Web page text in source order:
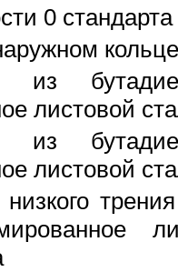
0
кольце
из
листовой
из
листовой